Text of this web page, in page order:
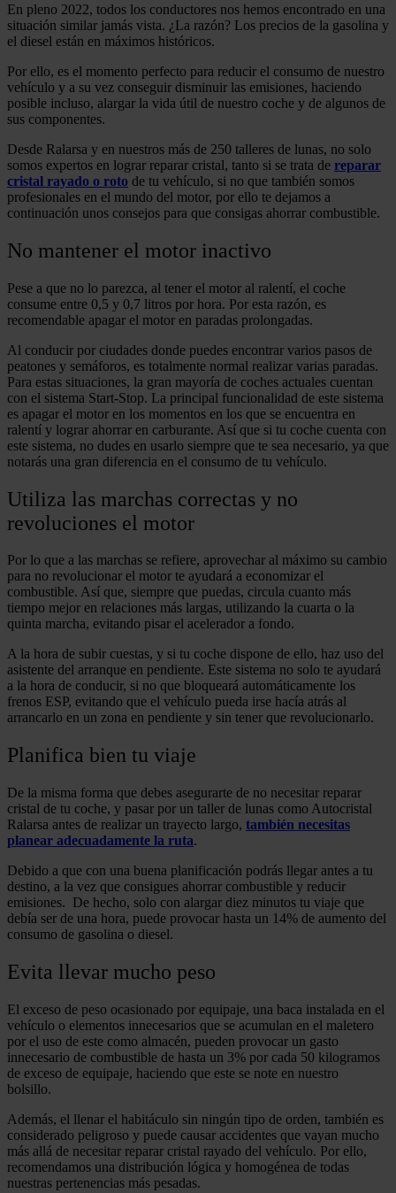
En pleno 2022, todos los conductores nos hemos encontrado en una
situación similar jamás vista. ¿La razón? Los precios de la gasolina y
el diesel están en máximos históricos.
Por ello, es el momento perfecto para reducir el consumo de nuestro
vehículo y a su vez conseguir disminuir las emisiones, haciendo
posible incluso, alargar la vida útil de nuestro coche y de algunos de
sus componentes.
Desde Ralarsa y en nuestros más de 250 talleres de lunas, no solo
somos expertos en lograr reparar cristal, tanto si se trata de reparar
cristal rayado o roto de tu vehículo, si no que también somos
profesionales en el mundo del motor, por ello te dejamos a
continuación unos consejos para que consigas ahorrar combustible.
No mantener el motor inactivo
Pese a que no lo parezca, al tener el motor al ralentí, el coche
consume entre 0,5 y 0,7 litros por hora. Por esta razón, es
recomendable apagar el motor en paradas prolongadas.
Al conducir por ciudades donde puedes encontrar varios pasos de
peatones y semáforos, es totalmente normal realizar varias paradas.
Para estas situaciones, la gran mayoría de coches actuales cuentan
con el sistema Start-Stop. La principal funcionalidad de este sistema
es apagar el motor en los momentos en los que se encuentra en
ralentí y lograr ahorrar en carburante. Así que si tu coche cuenta con
este sistema, no dudes en usarlo siempre que te sea necesario, ya que
notarás una gran diferencia en el consumo de tu vehículo.
Utiliza las marchas correctas y no
revoluciones el motor
Por lo que a las marchas se refiere, aprovechar al máximo su cambio
para no revolucionar el motor te ayudará a economizar el
combustible. Así que, siempre que puedas, circula cuanto más
tiempo mejor en relaciones más largas, utilizando la cuarta o la
quinta marcha, evitando pisar el acelerador a fondo.
A la hora de subir cuestas, y si tu coche dispone de ello, haz uso del
asistente del arranque en pendiente. Este sistema no solo te ayudará
a la hora de conducir, si no que bloqueará automáticamente los
frenos ESP, evitando que el vehículo pueda irse hacía atrás al
arrancarlo en un zona en pendiente y sin tener que revolucionarlo.
Planifica bien tu viaje
De la misma forma que debes asegurarte de no necesitar reparar
cristal de tu coche, y pasar por un taller de lunas como Autocristal
Ralarsa antes de realizar un trayecto largo, también necesitas
planear adecuadamente la ruta.
Debido a que con una buena planificación podrás llegar antes a tu
destino, a la vez que consigues ahorrar combustible y reducir
emisiones. De hecho, solo con alargar diez minutos tu viaje que
debía ser de una hora, puede provocar hasta un 14% de aumento del
consumo de gasolina o diesel.
Evita llevar mucho peso
El exceso de peso ocasionado por equipaje, una baca instalada en el
vehículo o elementos innecesarios que se acumulan en el maletero
por el uso de este como almacén, pueden provocar un gasto
innecesario de combustible de hasta un 3% por cada 50 kilogramos
de exceso de equipaje, haciendo que este se note en nuestro
bolsillo.
Además, el llenar el habitáculo sin ningún tipo de orden, también es
considerado peligroso y puede causar accidentes que vayan mucho
más allá de necesitar reparar cristal rayado del vehículo. Por ello,
recomendamos una distribución lógica y homogénea de todas
nuestras pertenencias más pesadas.